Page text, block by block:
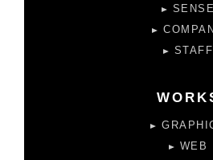
SENSE
STAFF
WEB